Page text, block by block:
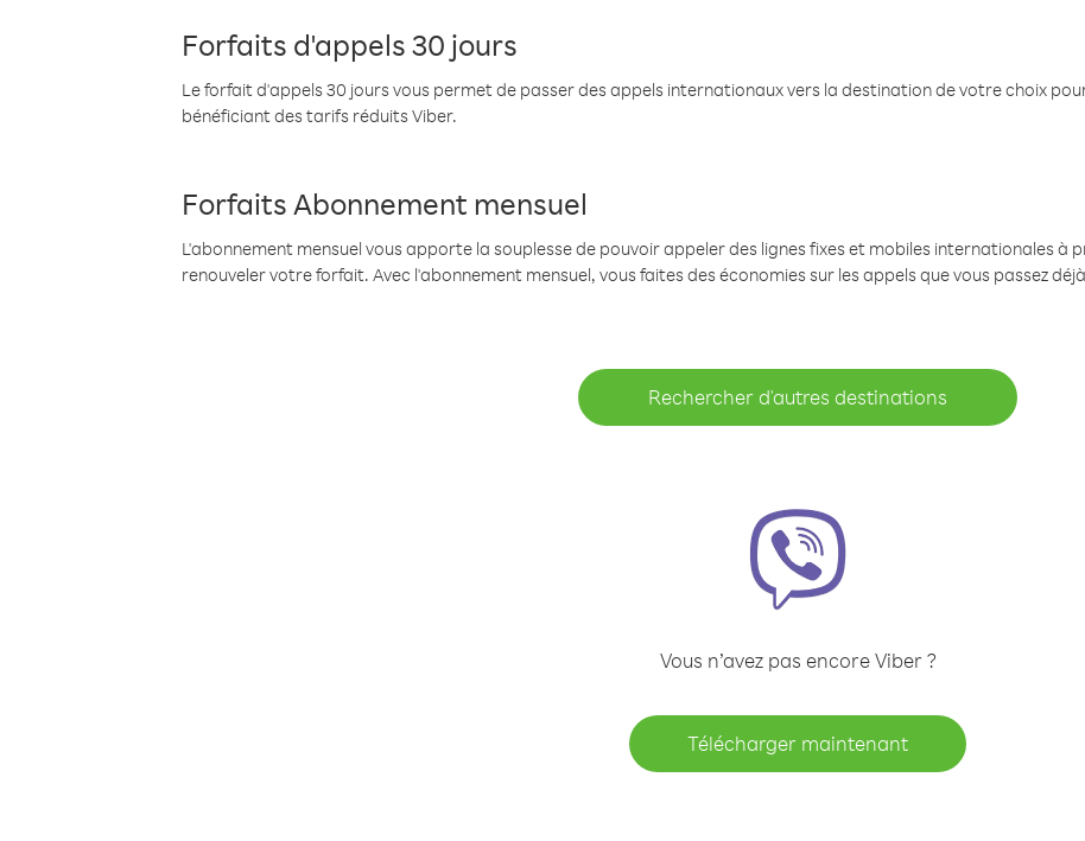
Forfaits d'appels 30 jours
Le forfait d'appels 30 jours vous permet de passer des appels internationaux vers la destination de votre choix
bénéficiant des tarifs réduits Viber.
Forfaits Abonnement mensuel
L'abonnement mensuel vous apporte la souplesse de pouvoir appeler des lignes fixes et mobiles internationales à
renouveler votre forfait. Avec l'abonnement mensuel, vous faites des économies sur les appels que vous passez
Rechercher d'autres destinations
Vous n’avez pas encore Viber ?
Télécharger maintenant